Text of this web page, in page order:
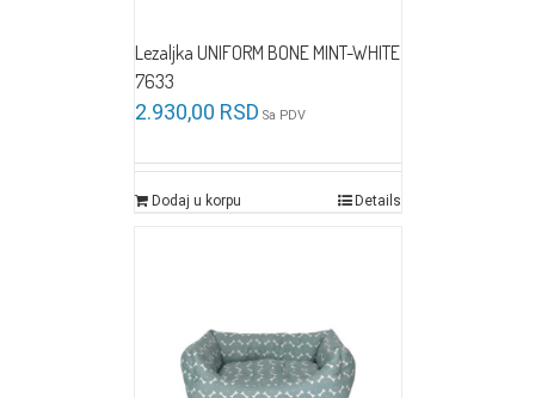
Lezaljka UNIFORM BONE MINT-WHITE
7633
2.930,00 RSD Sa PDV
Dodaj u korpu Details